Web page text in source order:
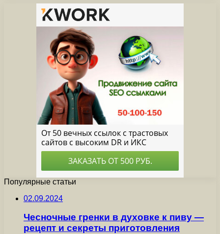
Популярные статьи
02.09.2024
Чесночные гренки в духовке к пиву —
рецепт и секреты приготовления